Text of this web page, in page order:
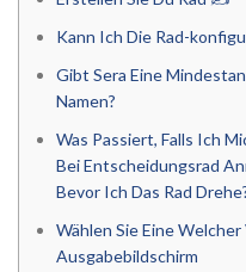
Kann Ich Die Rad-
Gibt Sera Eine
Namen?
Was Passiert, Falls Ich
Bei Entscheidungsrad
Bevor Ich Das Rad
Wählen Sie Eine
Ausgabebildschirm